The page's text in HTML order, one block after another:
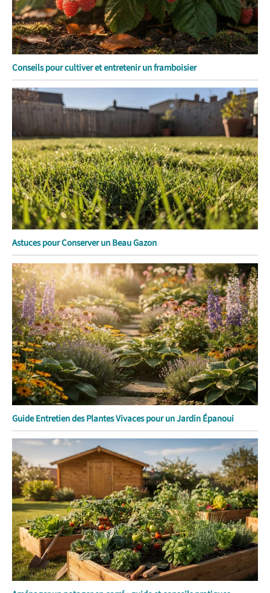
Conseils pour cultiver et entretenir un framboisier
Astuces pour Conserver un Beau Gazon
Guide Entretien des Plantes Vivaces pour un Jardin Épanoui